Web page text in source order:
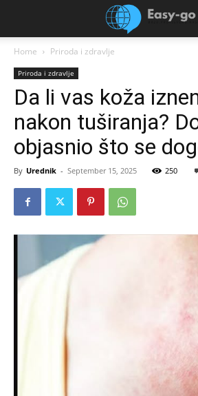
Home Priroda i zdravlje
Priroda i zdravlje
Da li vas koža
nakon tuširanja?
objasnio što se
By Urednik - September 15, 2025 250